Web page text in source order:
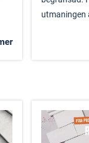
utmaningen